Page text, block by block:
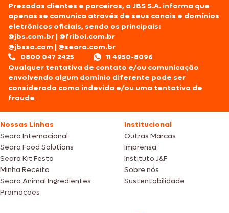
Prezados clientes e parceiros, a JBS S.A. informa que
apenas se comunica através de seus canais e domínios
eletrônicos oficiais, sendo os principais:
@jbs.com.br |@friboi.com.br
@jbssa.com |@seara.com.br
0800 047 2425
11 4950-8096
Qualquer tentativa de contato e/ou comunicação
envolvendo algum domínio diferente pode ser
considerada como indevida e/ou uma tentativa de
fraude
Nossas Linhas
Seara Internacional
Seara Food Solutions
Seara Kit Festa
Minha Receita
Seara Animal Ingredientes
Promoções
Institucional
Outras Marcas
Imprensa
Instituto J&F
Sobre nós
Sustentabilidade